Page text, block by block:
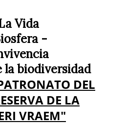
Vida
-
la biodiversidad
DEL
DE LA
VRAEM"